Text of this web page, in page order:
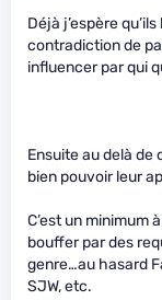
Déjà j’espère
contradiction de
influencer par qui
Ensuite au delà
bien pouvoir leur
C’est un minimum
bouffer par des
genre…au hasard
SJW, etc.